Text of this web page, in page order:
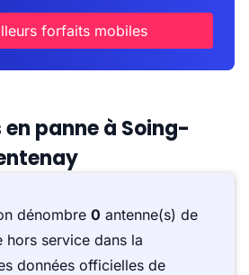
forfaits mobiles
en panne à Soing-
dénombre 0 antenne(s) de
hors service dans la
données officielles de